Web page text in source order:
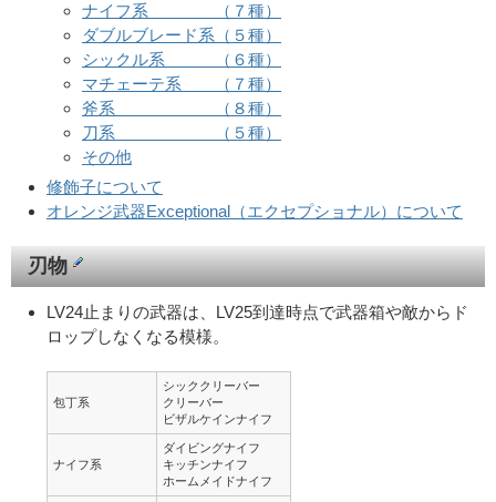
ナイフ系 （７種）
ダブルブレード系（５種）
シックル系 （６種）
マチェーテ系 （７種）
斧系 （８種）
刀系 （５種）
その他
修飾子について
オレンジ武器Exceptional（エクセプショナル）について
刃物
LV24止まりの武器は、LV25到達時点で武器箱や敵からド
ロップしなくなる模様。
包丁系
シッククリーバー
クリーバー
ビザルケインナイフ
ナイフ系
ダイビングナイフ
キッチンナイフ
ホームメイドナイフ